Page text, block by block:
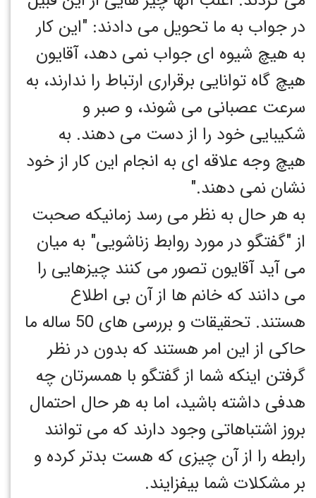
در جواب به ما تحویل می دادند: "این کار
به هیچ شیوه ای جواب نمی دهد، آقایون
هیچ گاه توانایی برقراری ارتباط را ندارند، به
سرعت عصبانی می شوند، و صبر و
شکیبایی خود را از دست می دهند. به
هیچ وجه علاقه ای به انجام این کار از خود
نشان نمی دهند."
به هر حال به نظر می رسد زمانیکه صحبت
از "گفتگو در مورد روابط زناشویی" به میان
می آید آقایون تصور می کنند چیزهایی را
می دانند که خانم ها از آن بی اطلاع
هستند. تحقیقات و بررسی های 50 ساله ما
حاکی از این امر هستند که بدون در نظر
گرفتن اینکه شما از گفتگو با همسرتان چه
هدفی داشته باشید، اما به هر حال احتمال
بروز اشتباهاتی وجود دارند که می توانند
رابطه را از آن چیزی که هست بدتر کرده و
بر مشکلات شما بیفزایند.